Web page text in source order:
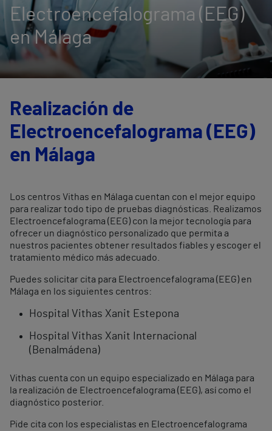
Electroencefalograma (EEG)
en Málaga
Realización de
Electroencefalograma (EEG)
en Málaga
Los centros Vithas en Málaga cuentan con el mejor equipo
para realizar todo tipo de pruebas diagnósticas. Realizamos
Electroencefalograma (EEG) con la mejor tecnología para
ofrecer un diagnóstico personalizado que permita a
nuestros pacientes obtener resultados fiables y escoger el
tratamiento médico más adecuado.
Puedes solicitar cita para Electroencefalograma (EEG) en
Málaga en los siguientes centros:
Hospital Vithas Xanit Estepona
Hospital Vithas Xanit Internacional
(Benalmádena)
Vithas cuenta con un equipo especializado en Málaga para
la realización de Electroencefalograma (EEG), así como el
diagnóstico posterior.
Pide cita con los especialistas en Electroencefalograma